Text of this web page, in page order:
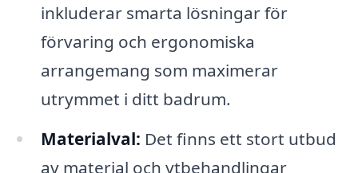
inkluderar smarta lösningar för
förvaring och ergonomiska
arrangemang som maximerar
utrymmet i ditt badrum.
Materialval: Det finns ett stort utbud
av material och ytbehandlingar